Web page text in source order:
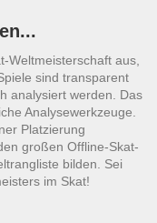
Weltmeisterschaft aus,
sind transparent
analysiert werden. Das
Analysewerkzeuge.
Platzierung
großen Offline-Skat-
bilden. Sei
im Skat!